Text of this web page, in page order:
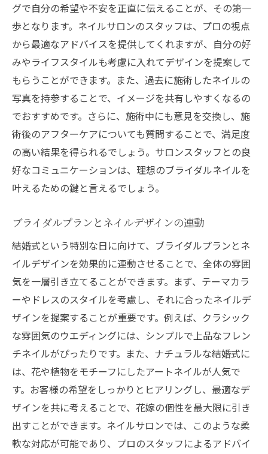
グで自分の希望や不安を正直に伝えることが、その第一
歩となります。ネイルサロンのスタッフは、プロの視点
から最適なアドバイスを提供してくれますが、自分の好
みやライフスタイルも考慮に入れてデザインを提案して
もらうことができます。また、過去に施術したネイルの
写真を持参することで、イメージを共有しやすくなるの
でおすすめです。さらに、施術中にも意見を交換し、施
術後のアフターケアについても質問することで、満足度
の高い結果を得られるでしょう。サロンスタッフとの良
好なコミュニケーションは、理想のブライダルネイルを
叶えるための鍵と言えるでしょう。
ブライダルプランとネイルデザインの連動
結婚式という特別な日に向けて、ブライダルプランとネ
イルデザインを効果的に連動させることで、全体の雰囲
気を一層引き立てることができます。まず、テーマカラ
ーやドレスのスタイルを考慮し、それに合ったネイルデ
ザインを提案することが重要です。例えば、クラシック
な雰囲気のウエディングには、シンプルで上品なフレン
チネイルがぴったりです。また、ナチュラルな結婚式に
は、花や植物をモチーフにしたアートネイルが人気で
す。お客様の希望をしっかりとヒアリングし、最適なデ
ザインを共に考えることで、花嫁の個性を最大限に引き
出すことができます。ネイルサロンでは、このような柔
軟な対応が可能であり、プロのスタッフによるアドバイ